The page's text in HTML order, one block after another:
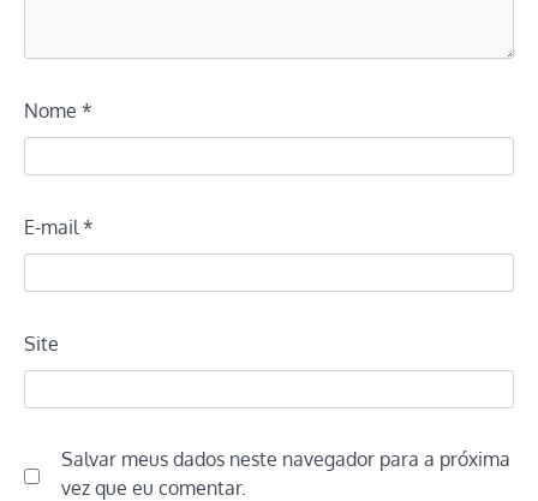
Nome *
E-mail *
Site
Salvar meus dados neste navegador para a próxima
vez que eu comentar.